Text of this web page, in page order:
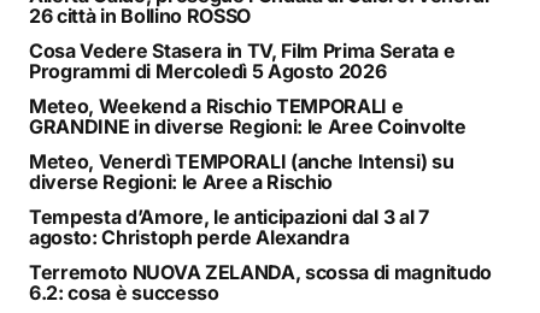
26 città in Bollino ROSSO
Cosa Vedere Stasera in TV, Film Prima Serata e
Programmi di Mercoledì 5 Agosto 2026
Meteo, Weekend a Rischio TEMPORALI e
GRANDINE in diverse Regioni: le Aree Coinvolte
Meteo, Venerdì TEMPORALI (anche Intensi) su
diverse Regioni: le Aree a Rischio
Tempesta d’Amore, le anticipazioni dal 3 al 7
agosto: Christoph perde Alexandra
Terremoto NUOVA ZELANDA, scossa di magnitudo
6.2: cosa è successo